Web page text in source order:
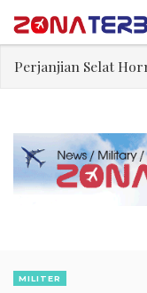
Tiongkok
MILITER